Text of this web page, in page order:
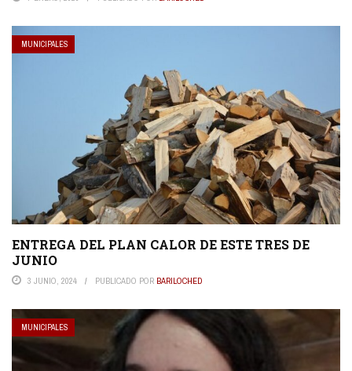
MUNICIPALES
ENTREGA DEL PLAN CALOR DE ESTE TRES DE
JUNIO
3 JUNIO, 2024 PUBLICADO POR BARILOCHED
MUNICIPALES